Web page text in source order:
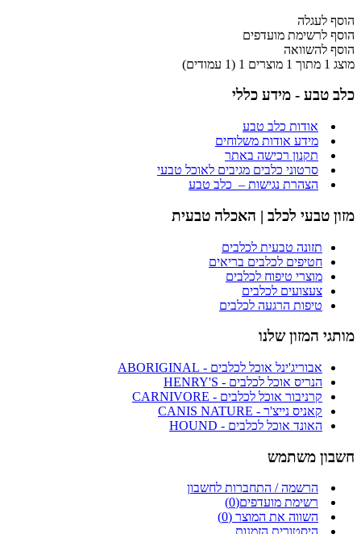
הוסף לעגלה
הוסף לרשימת מועדפים
הוסף להשוואה
מוצג 1 מתוך 1 מוצרים 1 (1 עמודים)
כלב טבע - מידע כללי
אודות כלב טבע
מידע אודות משלוחים
תקנון רכישה באתר
סרטוני כלבים מגיבים לאוכל טבעי
הצהרת נגישות – כלב טבע
מזון טבעי לכלב | האכלה טבעית
תזונה טבעית לכלבים
חטיפים לכלבים בריאים
מוצרי טיפוח לכלבים
צעצועים לכלבים
טיפות הרגעה לכלבים
מותגי המזון שלנו
אבוריג'ינל אוכל לכלבים - ABORIGINAL
הנריס אוכל לכלבים - HENRY'S
קרניבור אוכל לכלבים - CARNIVORE
קאניס נייצ'ר - CANIS NATURE
האונד אוכל לכלבים - HOUND
חשבון משתמש
הרשמה / התחברות לחשבון
רשימת מועדפים(0
)
השווה את המוצר (0
)